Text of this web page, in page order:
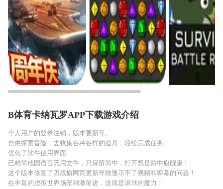
B体育卡纳瓦罗APP下载游戏介绍
个人用户的登录注销，版本更新等。
自由探索冒险，去收集各种各样的道具，轻松完成任务;
优化了软件使用界面
已精简他国语言无用文件，只保留简中，打开既是简中旗舰版！
这个版本修复了因战旗网页更新导致显示不了视频和弹幕的问题！
在丰富的虚拟世界场景刺激前进，这就是滚球的魔力！